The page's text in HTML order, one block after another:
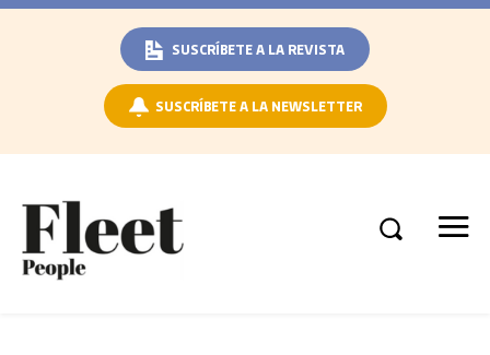
SUSCRÍBETE A LA REVISTA
SUSCRÍBETE A LA NEWSLETTER